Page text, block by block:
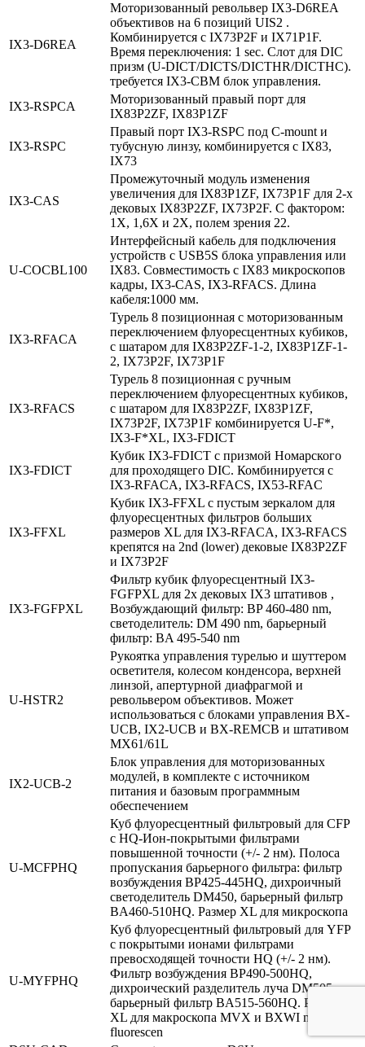
IX3‑D6REA
Моторизованный револьвер IX3-D6REA
объективов на 6 позиций UIS2 .
Комбинируется с IX73P2F и IX71P1F.
Время переключения: 1 sec. Слот для DIC
призм (U-DICT/DICTS/DICTHR/DICTHC).
требуется IX3-CBM блок управления.
IX3‑RSPCA
Моторизованный правый порт для
IX83P2ZF, IX83P1ZF
IX3‑RSPC
Правый порт IX3-RSPC под C-mount и
тубусную линзу, комбинируется с IX83,
IX73
IX3‑CAS
Промежуточный модуль изменения
увеличения для IX83P1ZF, IX73P1F для 2-х
дековых IX83P2ZF, IX73P2F. С фактором:
1X, 1,6X и 2X, полем зрения 22.
U‑COCBL100
Интерфейсный кабель для подключения
устройств с USB5S блока управления или
IX83. Совместимость с IX83 микроскопов
кадры, IX3-CAS, IX3-RFACS. Длина
кабеля:1000 мм.
IX3‑RFACA
Турель 8 позиционная с моторизованным
переключением флуоресцентных кубиков,
с шатаром для IX83P2ZF-1-2, IX83P1ZF-1-
2, IX73P2F, IX73P1F
IX3‑RFACS
Турель 8 позиционная с ручным
переключением флуоресцентных кубиков,
с шатаром для IX83P2ZF, IX83P1ZF,
IX73P2F, IX73P1F комбинируется U-F*,
IX3-F*XL, IX3-FDICT
IX3‑FDICT
Кубик IX3-FDICT с призмой Номарского
для проходящего DIC. Комбинируется с
IX3-RFACA, IX3-RFACS, IX53-RFAC
IX3‑FFXL
Кубик IX3-FFXL с пустым зеркалом для
флуоресцентных фильтров больших
размеров XL для IX3-RFACA, IX3-RFACS
крепятся на 2nd (lower) дековые IX83P2ZF
и IX73P2F
IX3‑FGFPXL
Фильтр кубик флуоресцентный IX3-
FGFPXL для 2х дековых IX3 штативов ,
Возбуждающий фильтр: BP 460-480 nm,
светоделитель: DM 490 nm, барьерный
фильтр: BA 495-540 nm
U‑HSTR2
Рукоятка управления турелью и шуттером
осветителя, колесом конденсора, верхней
линзой, апертурной диафрагмой и
револьвером объективов. Может
использоваться с блоками управления BX-
UCB, IX2-UCB и BX-REMCB и штативом
MX61/61L
IX2‑UCB‑2
Блок управления для моторизованных
модулей, в комплекте с источником
питания и базовым программным
обеспечением
U‑MCFPHQ
Куб флуоресцентный фильтровый для CFP
с HQ-Ион-покрытыми фильтрами
повышенной точности (+/- 2 нм). Полоса
пропускания барьерного фильтра: фильтр
возбуждения BP425-445HQ, дихроичный
светоделитель DM450, барьерный фильтр
BA460-510HQ. Размер XL для микроскопа
U‑MYFPHQ
Куб флуоресцентный фильтровый для YFP
с покрытыми ионами фильтрами
превосходящей точности HQ (+/- 2 нм).
Фильтр возбуждения BP490-500HQ,
дихроический разделитель луча DM505,
барьерный фильтр BA515-560HQ. Размер
XL для макроскопа MVX и BXWI macro-
fluorescen